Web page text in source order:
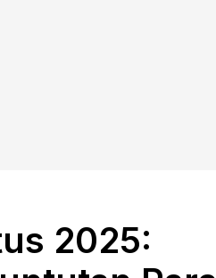
2025: